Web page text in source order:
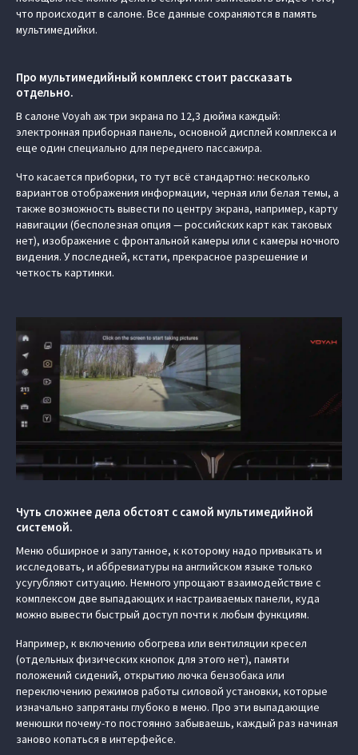
что происходит в салоне. Все данные сохраняются в память
мультимедийки.
Про мультимедийный комплекс стоит рассказать
отдельно.
В салоне Voyah аж три экрана по 12,3 дюйма каждый:
электронная приборная панель, основной дисплей комплекса и
еще один специально для переднего пассажира.
Что касается приборки, то тут всё стандартно: несколько
вариантов отображения информации, черная или белая темы, а
также возможность вывести по центру экрана, например, карту
навигации (бесполезная опция — российских карт как таковых
нет), изображение с фронтальной камеры или с камеры ночного
видения. У последней, кстати, прекрасное разрешение и
четкость картинки.
Чуть сложнее дела обстоят с самой мультимедийной
системой.
Меню обширное и запутанное, к которому надо привыкать и
исследовать, и аббревиатуры на английском языке только
усугубляют ситуацию. Немного упрощают взаимодействие с
комплексом две выпадающих и настраиваемых панели, куда
можно вывести быстрый доступ почти к любым функциям.
Например, к включению обогрева или вентиляции кресел
(отдельных физических кнопок для этого нет), памяти
положений сидений, открытию лючка бензобака или
переключению режимов работы силовой установки, которые
изначально запрятаны глубоко в меню. Про эти выпадающие
менюшки почему-то постоянно забываешь, каждый раз начиная
заново копаться в интерфейсе.